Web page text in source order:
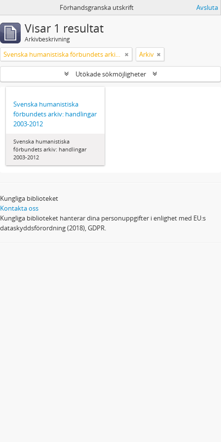
Förhandsgranska utskrift Avsluta
Visar 1 resultat
Arkivbeskrivning
Svenska humanistiska förbundets arkiv: handlingar 2003-2012 Arkiv
Utökade sökmöjligheter
Svenska humanistiska
förbundets arkiv: handlingar
2003-2012
Svenska humanistiska
förbundets arkiv: handlingar
2003-2012
Kungliga biblioteket
Kontakta oss
Kungliga biblioteket hanterar dina personuppgifter i enlighet med EU:s
dataskyddsförordning (2018), GDPR.